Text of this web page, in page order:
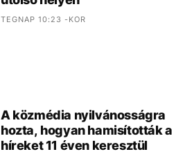
TEGNAP 10:23 -KOR
A közmédia nyilvánosságra
hozta, hogyan hamisították a
híreket 11 éven keresztül